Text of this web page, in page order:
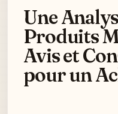
Une
Produits
Avis et
pour un